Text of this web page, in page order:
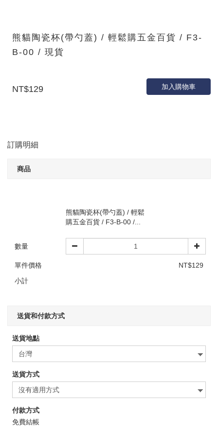
熊貓陶瓷杯(帶勺蓋) / 輕鬆購五金百貨 / F3-
B-00 / 現貨
NT$129 加入購物車
訂購明細
商品
熊貓陶瓷杯(帶勺蓋) / 輕鬆
購五金百貨 / F3-B-00 /...
數量
單件價格
NT$129
小計
送貨和付款方式
送貨地點
送貨方式
付款方式
免費結帳